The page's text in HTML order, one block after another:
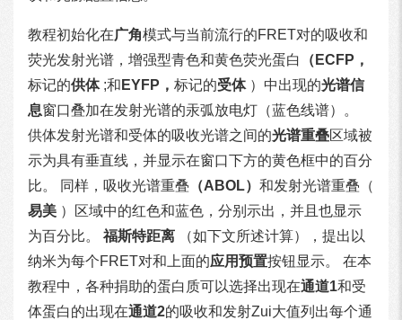
教程初始化在广角模式与当前流行的FRET对的吸收和
荧光发射光谱，增强型青色和黄色荧光蛋白
（ECFP，
标记的供体;和 EYFP， 标记的受体）中出现的光谱信
息窗口叠加在发射光谱的汞弧放电灯（蓝色线谱）。
供体发射光谱和受体的吸收光谱之间的光谱重叠区域被
示为具有垂直线，并显示在窗口下方的黄色框中的百分
比。 同样，吸收光谱重叠 （ABOL） 和发射光谱重叠（
易美 ）区域中的红色和蓝色，分别示出，并且也显示
为百分比。 福斯特距离 （如下文所述计算），提出以
纳米为每个FRET对和上面的应用预置按钮显示。 在本
教程中，各种捐助的蛋白质可以选择出现在通道1和受
体蛋白的出现在通道2的吸收和发射Zui大值列出每个通